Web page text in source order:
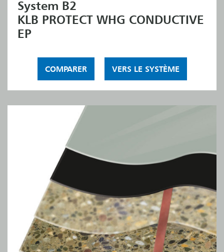
System B2
KLB PROTECT WHG CONDUCTIVE
EP
COMPARER VERS LE SYSTÈME